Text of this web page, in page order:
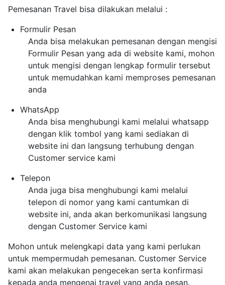
Pemesanan Travel bisa dilakukan melalui :
Formulir Pesan
Anda bisa melakukan pemesanan dengan mengisi
Formulir Pesan yang ada di website kami, mohon
untuk mengisi dengan lengkap formulir tersebut
untuk memudahkan kami memproses pemesanan
anda
WhatsApp
Anda bisa menghubungi kami melalui whatsapp
dengan klik tombol yang kami sediakan di
website ini dan langsung terhubung dengan
Customer service kami
Telepon
Anda juga bisa menghubungi kami melalui
telepon di nomor yang kami cantumkan di
website ini, anda akan berkomunikasi langsung
dengan Customer Service kami
Mohon untuk melengkapi data yang kami perlukan
untuk mempermudah pemesanan. Customer Service
kami akan melakukan pengecekan serta konfirmasi
kepada anda mengenai travel yang anda pesan.